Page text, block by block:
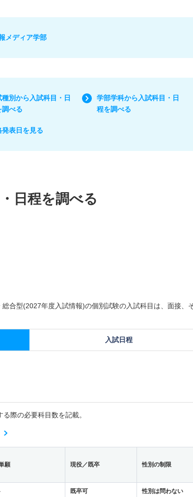
メディア学部
種別から入試科目・日
調べる
学部学科から入試科目・日
程を調べる
発表日を見る
日程を調べる
合型(2027年度入試情報)の個別試験の入試科目は、面接、
入試日程
際の必要科目数を記載。
願
現役／既卒
性別の制限
既卒可 性別は問わない